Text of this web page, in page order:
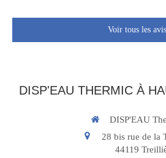
Voir tous les avis
DISP'EAU THERMIC À
DISP'EAU
28 bis rue de la
44119